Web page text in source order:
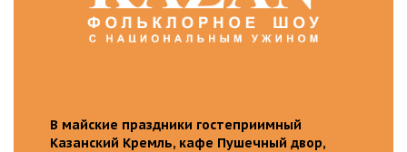
В майские праздники гостеприимный
Казанский Кремль, кафе Пушечный двор,